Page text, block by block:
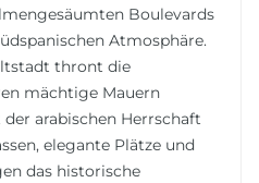
Boulevards
Atmosphäre.
thront die
mächtige Mauern
arabischen Herrschaft
elegante Plätze und
das historische